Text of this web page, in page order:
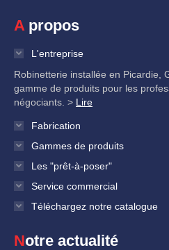
A propos
L'entreprise
Robinetterie installée en Picardie,
gamme de produits pour les
négociants. > Lire
Fabrication
Gammes de produits
Les "prêt-à-poser"
Service commercial
Téléchargez notre catalogue
Notre actualité